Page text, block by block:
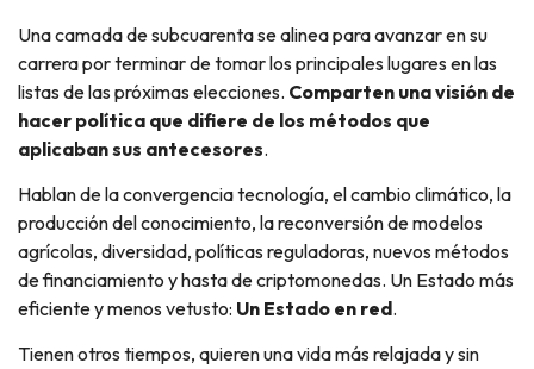
Una camada de subcuarenta se alinea para avanzar en su
carrera por terminar de tomar los principales lugares en las
listas de las próximas elecciones. Comparten una visión de
hacer política que difiere de los métodos que
aplicaban sus antecesores.
Hablan de la convergencia tecnología, el cambio climático, la
producción del conocimiento, la reconversión de modelos
agrícolas, diversidad, políticas reguladoras, nuevos métodos
de financiamiento y hasta de criptomonedas. Un Estado más
eficiente y menos vetusto: Un Estado en red.
Tienen otros tiempos, quieren una vida más relajada y sin